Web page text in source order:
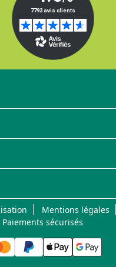
Mentions légales
Paiements sécurisés